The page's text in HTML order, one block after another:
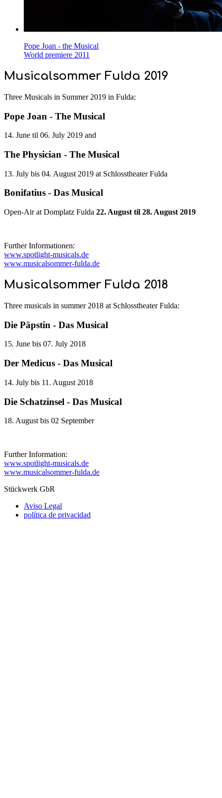
Pope Joan - the Musical
World premiere 2011
Musicalsommer Fulda 2019
Three Musicals in Summer 2019 in Fulda:
Pope Joan - The Musical
14. June til 06. July 2019 and
The Physician - The Musical
13. July bis 04. August 2019 at Schlosstheater Fulda
Bonifatius - Das Musical
Open-Air at Domplatz Fulda 22. August til 28. August 2019
Further Informationen:
www.spotlight-musicals.de
www.musicalsommer-fulda.de
Musicalsommer Fulda 2018
Three musicals in summer 2018 at Schlosstheater Fulda:
Die Päpstin - Das Musical
15. June bis 07. July 2018
Der Medicus - Das Musical
14. July bis 11. August 2018
Die Schatzinsel - Das Musical
18. August bis 02 September
Further Information:
www.spotlight-musicals.de
www.musicalsommer-fulda.de
Stückwerk GbR
Aviso Legal
política de privacidad